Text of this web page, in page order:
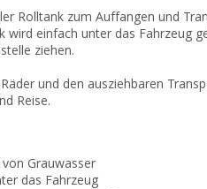
Rolltank zum Auffangen und
wird einfach unter das Fahrzeug
ziehen.
und den ausziehbaren
Reise.
Grauwasser
das Fahrzeug